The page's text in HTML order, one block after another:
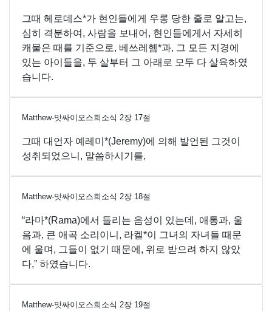
그때 헤로데스*가 현인들에게 우롱 당한 줄로 알고는,
심히 격분하여, 사람을 보내어, 현인들에게서 자세히
캐물은 때를 기준으로, 베쓰레헴*과, 그 모든 지경에
있는 아이들을, 두 살부터 그 아래로 모두 다 살육하였
습니다.
Matthew-맛싸이오스희소식 2장 17절
그때 대언자 예레미*(Jeremy)에 의해 발언된 그것이
성취되었으니, 말씀하시기를,
Matthew-맛싸이오스희소식 2장 18절
“라마*(Rama)에서 들리는 음성이 있는데, 애통과, 울
음과, 큰 애곡 소리이니, 라켈*이 그녀의 자녀들 때문
에 울며, 그들이 없기 때문에, 위로 받으려 하지 않았
다,” 하였습니다.
Matthew-맛싸이오스희소식 2장 19절